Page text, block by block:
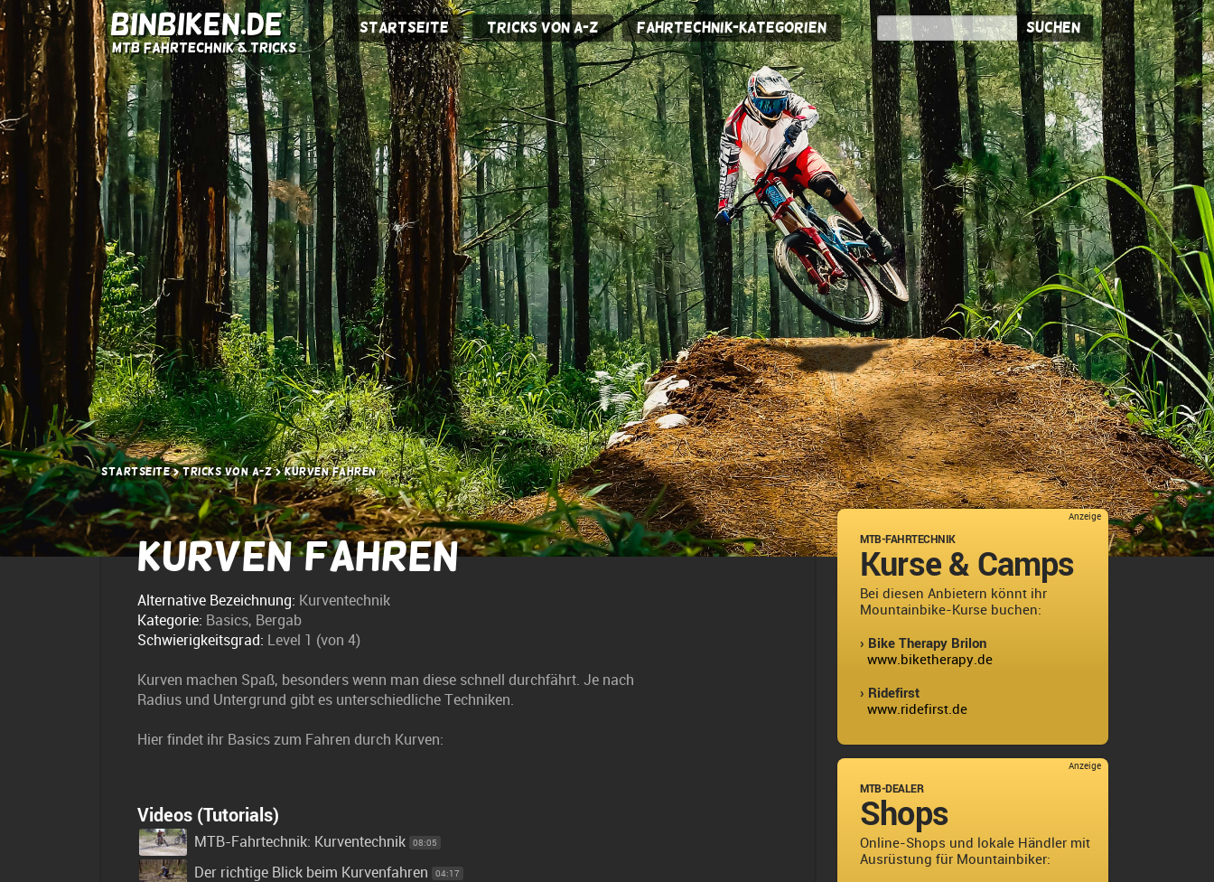
BINBIKEN.DE
MTB Fahrtechnik & Tricks
Startseite Tricks von A-Z Fahrtechnik-Kategorien Suchen
Startseite Tricks von A-Z Kurven fahren
Kurven fahren
Alternative Bezeichnung: Kurventechnik
Kategorie: Basics, Bergab
Schwierigkeitsgrad: Level 1 (von 4)
Kurven machen Spaß, besonders wenn man diese schnell durchfährt. Je nach
Radius und Untergrund gibt es unterschiedliche Techniken.
Hier findet ihr Basics zum Fahren durch Kurven:
Videos (Tutorials)
MTB-Fahrtechnik: Kurventechnik 08:05
Der richtige Blick beim Kurvenfahren 04:17
Anzeige
MTB-FAHRTECHNIK
Kurse & Camps
Bei diesen Anbietern könnt ihr
Mountainbike-Kurse buchen:
› Bike Therapy Brilon
www.biketherapy.de
› Ridefirst
www.ridefirst.de
Anzeige
MTB-DEALER
Shops
Online-Shops und lokale Händler mit
Ausrüstung für Mountainbiker: